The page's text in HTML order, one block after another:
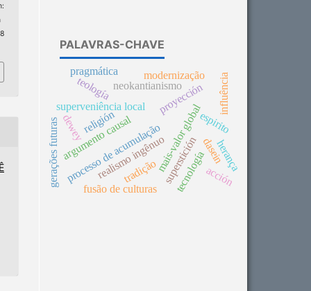
PALAVRAS-CHAVE
argumento causal superstición
proyección
processo de acumulaçãomais-valor global
superveniência local
religión
realismo ingênuotecnología
dewey
teología
espirito
influência
neokantianismo
daseinherança
modernização
tradição
fusão de culturas
pragmática
gerações futuras acción